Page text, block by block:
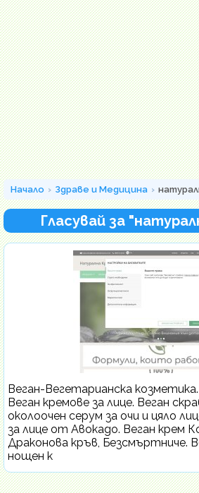
Начало Здраве и Медицина
Гласувай за
Веган-Вегетарианска
Веган кремове за лице. Веган
околоочен серум за очи и цяло
за лице от Авокадо. Веган крем
Драконова кръв, Безсмъртниче.
нощен к